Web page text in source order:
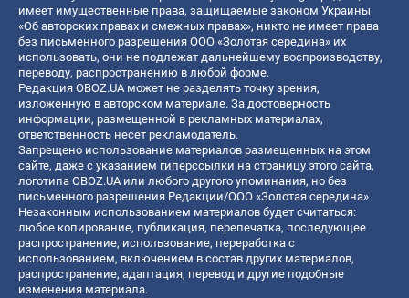
имеет имущественные права, защищаемые законом Украины
«Об авторских правах и смежных правах», никто не имеет права
без письменного разрешения ООО «Золотая середина» их
использовать, они не подлежат дальнейшему воспроизводству,
переводу, распространению в любой форме.
Редакция OBOZ.UA может не разделять точку зрения,
изложенную в авторском материале. За достоверность
информации, размещенной в рекламных материалах,
ответственность несет рекламодатель.
Запрещено использование материалов размещенных на этом
сайте, даже с указанием гиперссылки на страницу этого сайта,
логотипа OBOZ.UA или любого другого упоминания, но без
письменного разрешения Редакции/ООО «Золотая середина»
Незаконным использованием материалов будет считаться:
любое копирование, публикация, перепечатка, последующее
распространение, использование, переработка с
использованием, включением в состав других материалов,
распространение, адаптация, перевод и другие подобные
изменения материала.